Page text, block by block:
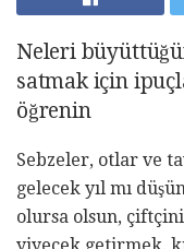
Neleri
satmak için
öğrenin
Sebzeler, otlar ve
gelecek yıl mı
olursa olsun,